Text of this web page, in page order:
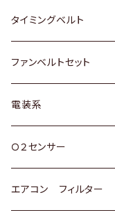
三菱
スバル
日野
クライスラー
ダイハツ
マツダ
三菱
スバル
ホンダ
マツダ
スズキ
ダイハツ
マツダ
三菱
スバル
ホンダ
スズキ
日産
ダイハツ
マツダ
タイミングベルト
トヨタ
スズキ
ダイハツ
三菱
ファンベルトセット
トヨタ
ホンダ
スズキ
電装系
Ｏ２センサー
トヨタ
エアコン フィルター